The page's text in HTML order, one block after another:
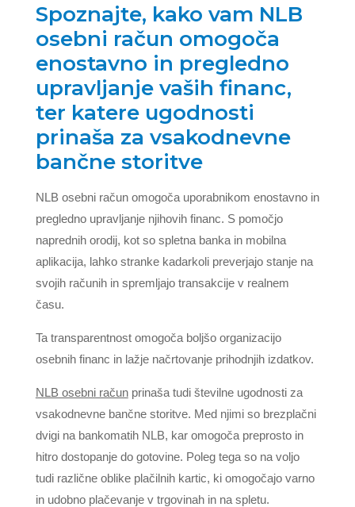
Spoznajte, kako vam NLB
osebni račun omogoča
enostavno in pregledno
upravljanje vaših financ,
ter katere ugodnosti
prinaša za vsakodnevne
bančne storitve
NLB osebni račun omogoča uporabnikom enostavno in
pregledno upravljanje njihovih financ. S pomočjo
naprednih orodij, kot so spletna banka in mobilna
aplikacija, lahko stranke kadarkoli preverjajo stanje na
svojih računih in spremljajo transakcije v realnem
času.
Ta transparentnost omogoča boljšo organizacijo
osebnih financ in lažje načrtovanje prihodnjih izdatkov.
NLB osebni računprinaša tudi številne ugodnosti za
vsakodnevne bančne storitve. Med njimi so brezplačni
dvigi na bankomatih NLB, kar omogoča preprosto in
hitro dostopanje do gotovine. Poleg tega so na voljo
tudi različne oblike plačilnih kartic, ki omogočajo varno
in udobno plačevanje v trgovinah in na spletu.